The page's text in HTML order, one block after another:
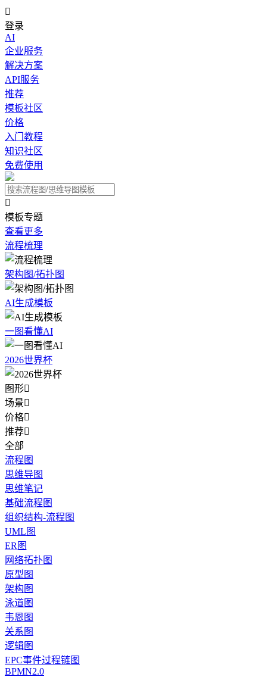

登录
AI
企业服务
解决方案
API服务
推荐
模板社区
价格
入门教程
知识社区
免费使用

模板专题
查看更多
流程梳理
架构图/拓扑图
AI生成模板
一图看懂AI
2026世界杯
图形
场景
价格
推荐
全部
流程图
思维导图
思维笔记
基础流程图
组织结构-流程图
UML图
ER图
网络拓扑图
原型图
架构图
泳道图
韦恩图
关系图
逻辑图
EPC事件过程链图
BPMN2.0